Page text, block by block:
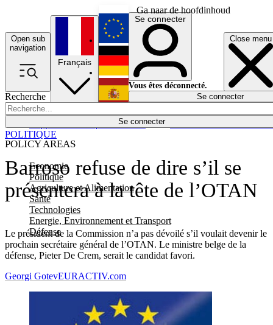
Ga naar de hoofdinhoud
Open sub
navigation
Close menu
Recherche
Se connecter
POLICY AREAS
Economie
Politique
Agriculture et Alimentation
Santé
Technologies
Energie, Environnement et Transport
Défense
Économie
Français
English
Deutsch
Español
Se connecter
Vous êtes déconnecté.
Se connecter
Barroso refuse de dire s’il se
présentera à la tête de l’OTAN
Le président de la Commission n’a pas dévoilé s’il voulait devenir le
prochain secrétaire général de l’OTAN. Le ministre belge de la
défense, Pieter De Crem, serait le candidat favori.
POLITIQUE
Georgi GotevEURACTIV.com